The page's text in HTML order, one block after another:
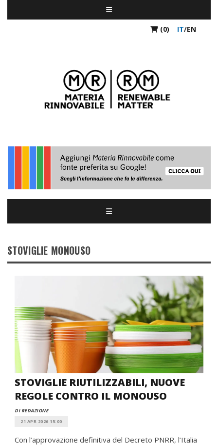
(0) IT/EN
STOVIGLIE MONOUSO
STOVIGLIE RIUTILIZZABILI, NUOVE
REGOLE CONTRO IL MONOUSO
DI REDAZIONE
21 APR 2026 15:00
Con l’approvazione definitiva del Decreto PNRR, l’Italia